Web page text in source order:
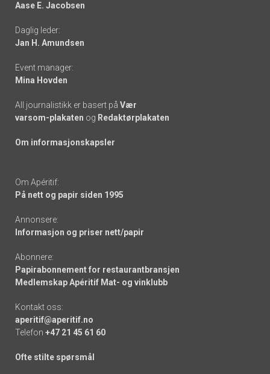
-
links
Aase E. Jacobsen
Daglig leder:
Jan H. Amundsen
Event manager:
Mina Hovden
All journalistikk er basert på Vær
varsom-plakaten og Redaktørplakaten
Om informasjonskapsler
Om Apéritif:
På nett og papir siden 1995
Annonsere:
Informasjon og priser nett/papir
Abonnere:
Papirabonnement for restaurantbransjen
Medlemskap Apéritif Mat- og vinklubb
Kontakt oss:
aperitif@aperitif.no
Telefon +47 21 45 61 60
Ofte stilte spørsmål